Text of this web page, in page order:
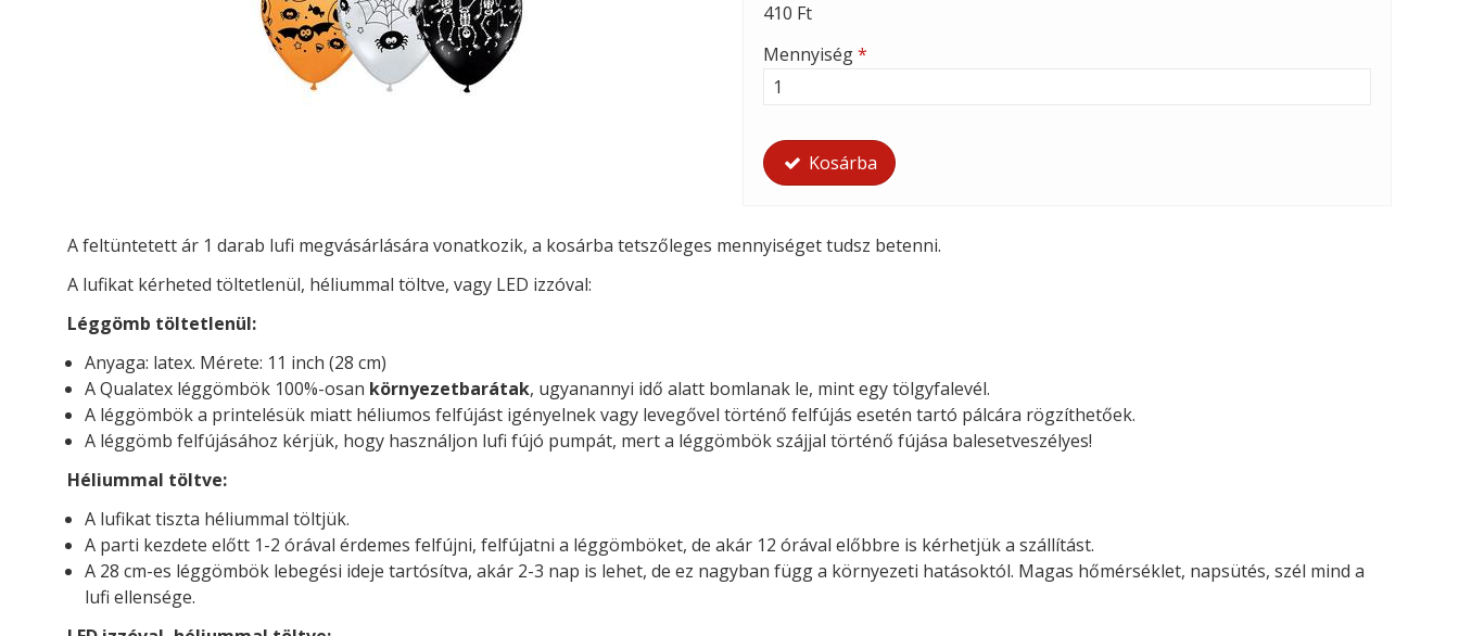
410 Ft
Mennyiség*
Kosárba
A feltüntetett ár 1 darab lufi megvásárlására vonatkozik, a kosárba tetszőleges mennyiséget tudsz betenni.
A lufikat kérheted töltetlenül, héliummal töltve, vagy LED izzóval:
Léggömb töltetlenül:
Anyaga: latex. Mérete: 11 inch (28 cm)
A Qualatex léggömbök 100%-osan környezetbarátak, ugyanannyi idő alatt bomlanak le, mint egy tölgyfalevél.
A léggömbök a printelésük miatt héliumos felfújást igényelnek vagy levegővel történő felfújás esetén tartó pálcára rögzíthetőek.
A léggömb felfújásához kérjük, hogy használjon lufi fújó pumpát, mert a léggömbök szájjal történő fújása balesetveszélyes!
Héliummal töltve:
A lufikat tiszta héliummal töltjük.
A parti kezdete előtt 1-2 órával érdemes felfújni, felfújatni a léggömböket, de akár 12 órával előbbre is kérhetjük a szállítást.
A 28 cm-es léggömbök lebegési ideje tartósítva, akár 2-3 nap is lehet, de ez nagyban függ a környezeti hatásoktól. Magas hőmérséklet, napsütés, szél mind a
lufi ellensége.